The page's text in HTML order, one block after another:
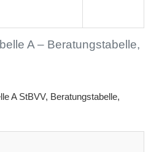
A – Beratungstabelle,
A StBVV, Beratungstabelle,